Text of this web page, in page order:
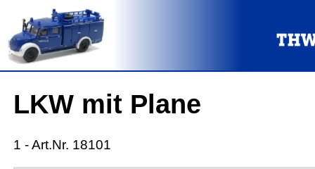
LKW mit Plane
1 - Art.Nr. 18101